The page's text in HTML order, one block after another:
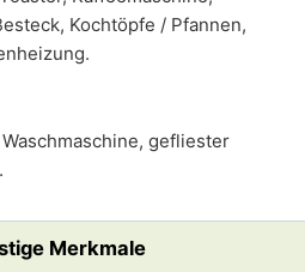
Kochtöpfe / Pfannen,
gefliester
Merkmale